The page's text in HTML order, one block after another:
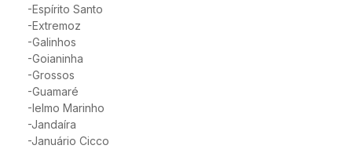
-Espírito Santo
-Extremoz
-Galinhos
-Goianinha
-Grossos
-Guamaré
-Ielmo Marinho
-Jandaíra
-Januário Cicco